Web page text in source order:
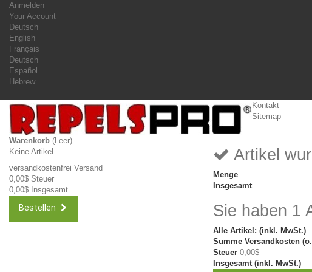
Anmelden
Your Account
Deutsch
English
Français
Deutsch
Español
Hebrew
Kontakt
Sitemap
Warenkorb (Leer)
Keine Artikel
versandkostenfrei Versand
0,00$ Steuer
0,00$ Insgesamt
Bestellen
Artikel
Menge
Insgesamt
Sie haben 1
Alle Artikel: (inkl. MwSt.)
Summe Versandkosten
Steuer 0,00$
Insgesamt (inkl. MwSt.)